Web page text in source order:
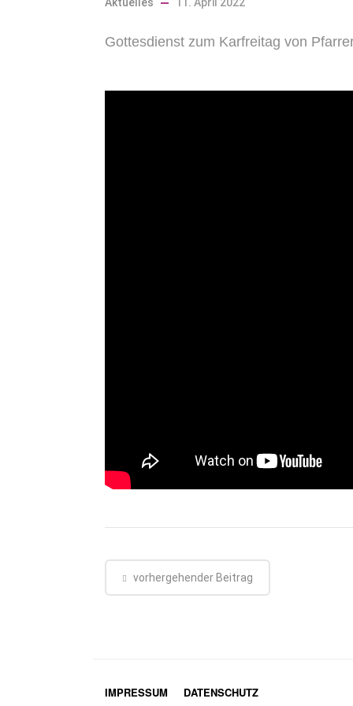
Gottesdienst zum Karfreitag von
vorhergehender Beitrag
IMPRESSUM DATENSCHUTZ